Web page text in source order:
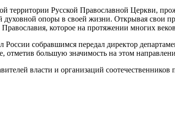
территории Русской Православной Церкви,
опоры в своей жизни. Открывая свои
которое на протяжении многих
России собравшимся передал директор
отметив большую значимость на этом
власти и организаций соотечественников